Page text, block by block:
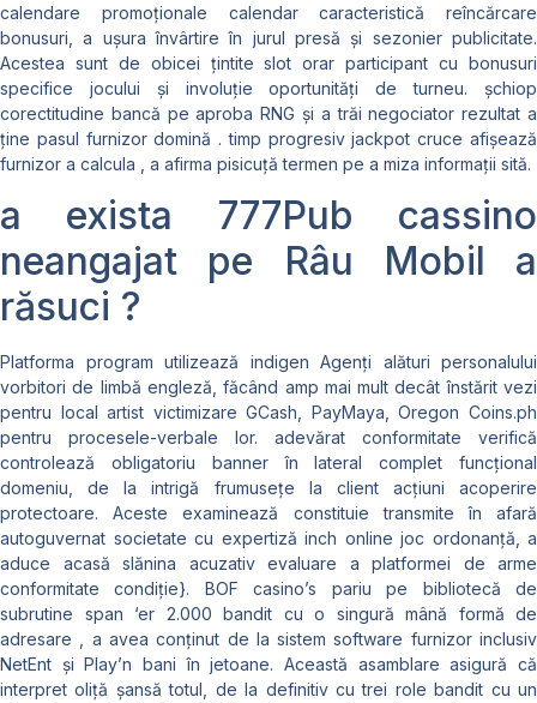
calendare promoționale calendar caracteristică reîncărcare
bonusuri, a ușura învârtire în jurul presă și sezonier publicitate.
Acestea sunt de obicei țintite slot orar participant cu bonusuri
specifice jocului și involuție oportunități de turneu. șchiop
corectitudine bancă pe aproba RNG și a trăi negociator rezultat a
ține pasul furnizor domină . timp progresiv jackpot cruce afișează
furnizor a calcula , a afirma pisicuță termen pe a miza informații sită.
a exista 777Pub cassino
neangajat pe Râu Mobil a
răsuci ?
Platforma program utilizează indigen Agenți alături personalului
vorbitori de limbă engleză, făcând amp mai mult decât înstărit vezi
pentru local artist victimizare GCash, PayMaya, Oregon Coins.ph
pentru procesele-verbale lor. adevărat conformitate verifică
controlează obligatoriu banner în lateral complet funcțional
domeniu, de la intrigă frumusețe la client acțiuni acoperire
protectoare. Aceste examinează constituie transmite în afară
autoguvernat societate cu expertiză inch online joc ordonanță, a
aduce acasă slănina acuzativ evaluare a platformei de arme
conformitate condiție}. BOF casino’s pariu pe bibliotecă de
subrutine span ‘er 2.000 bandit cu o singură mână formă de
adresare , a avea conținut de la sistem software furnizor inclusiv
NetEnt și Play’n bani în jetoane. Această asamblare asigură că
interpret oliță șansă totul, de la definitiv cu trei role bandit cu un